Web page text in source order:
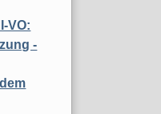
VO:
-